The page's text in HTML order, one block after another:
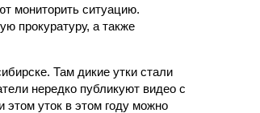
мониторить ситуацию.
прокуратуру, а также
Там дикие утки стали
нередко публикуют видео с
этом уток в этом году можно